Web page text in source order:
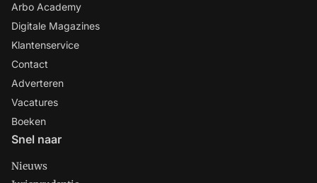
Arbo Academy
Digitale Magazines
Klantenservice
Contact
Adverteren
Vacatures
Boeken
Snel naar
Nieuws